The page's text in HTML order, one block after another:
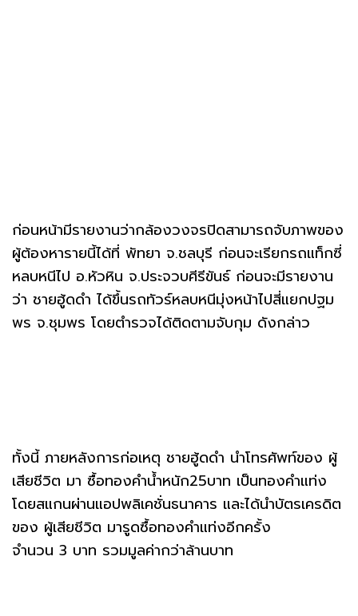
ก่อนหน้ามีรายงานว่ากล้องวงจรปิดสามารถจับภาพของ
ผู้ต้องหารายนี้ได้ที่ พัทยา จ.ชลบุรี ก่อนจะเรียกรถแท็กซี่
หลบหนีไป อ.หัวหิน จ.ประจวบศีรีขันธ์ ก่อนจะมีรายงาน
ว่า ชายฮู้ดดำ ได้ขึ้นรถทัวร์หลบหนีมุ่งหน้าไปสี่แยกปฐม
พร จ.ชุมพร โดยตำรวจได้ติดตามจับกุม ดังกล่าว
ทั้งนี้ ภายหลังการก่อเหตุ ชายฮู้ดดำ นำโทรศัพท์ของ ผู้
เสียชีวิต มา ซื้อทองคำน้ำหนัก25บาท เป็นทองคำแท่ง
โดยสแกนผ่านแอปพลิเคชั่นธนาคาร และได้นำบัตรเครดิต
ของ ผู้เสียชีวิต มารูดซื้อทองคำแท่งอีกครั้ง
จำนวน 3 บาท รวมมูลค่ากว่าล้านบาท